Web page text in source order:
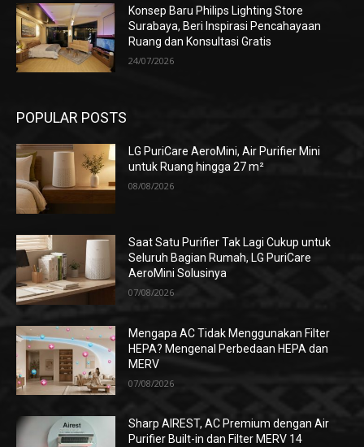
Konsep Baru Philips Lighting Store
Surabaya, Beri Inspirasi Pencahayaan
Ruang dan Konsultasi Gratis
24/07/2026
POPULAR POSTS
LG PuriCare AeroMini, Air Purifier Mini
untuk Ruang hingga 27 m²
08/08/2026
Saat Satu Purifier Tak Lagi Cukup untuk
Seluruh Bagian Rumah, LG PuriCare
AeroMini Solusinya
07/08/2026
Mengapa AC Tidak Menggunakan Filter
HEPA? Mengenal Perbedaan HEPA dan
MERV
07/08/2026
Sharp AIREST, AC Premium dengan Air
Purifier Built-in dan Filter MERV 14